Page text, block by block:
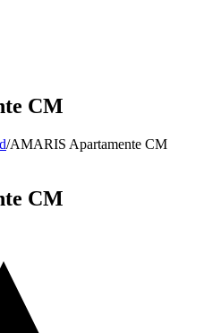
CM
/AMARIS Apartamente CM
CM